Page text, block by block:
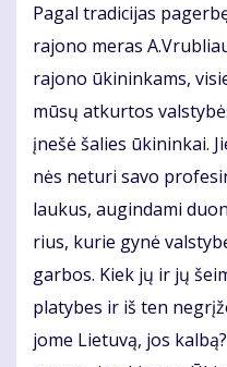
Pa­gal tra­di­ci­jas
ra­jo­no me­ras
ra­jo­no ūki­nin­kams,
mū­sų at­kur­tos
įne­šė ša­lies ūki­nin­kai.
nės ne­tu­ri sa­vo
lau­kus, au­gin­da­mi
rius, ku­rie gy­nė
gar­bos. Kiek jų ir jų
pla­ty­bes ir iš ten
jo­me Lie­tu­vą, jos